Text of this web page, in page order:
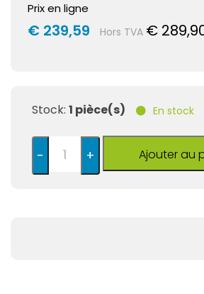
Prix en ligne
€ 239,59 Hors TVA €
Stock: 1 pièce(s) En stock
- + Ajouter au